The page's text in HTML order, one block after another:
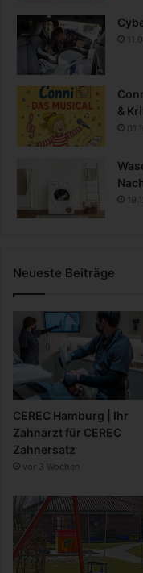
&
Neueste Beiträge
CEREC Hamburg | Ihr
Zahnarzt für CEREC
Zahnersatz
vor 3 Wochen